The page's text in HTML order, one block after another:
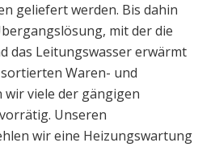
geliefert werden. Bis dahin
mit der die
das Leitungswasser erwärmt
Waren- und
viele der gängigen
Unseren
wir eine Heizungswartung